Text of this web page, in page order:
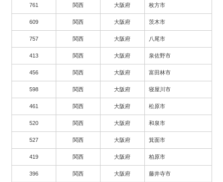
761 関西 大阪府 枚方市
609 関西 大阪府 茨木市
757 関西 大阪府 八尾市
413 関西 大阪府 泉佐野市
456 関西 大阪府 富田林市
598 関西 大阪府 寝屋川市
461 関西 大阪府 松原市
520 関西 大阪府 和泉市
527 関西 大阪府 箕面市
419 関西 大阪府 柏原市
396 関西 大阪府 藤井寺市